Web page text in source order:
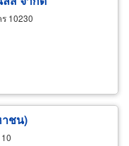
10230
าชน)